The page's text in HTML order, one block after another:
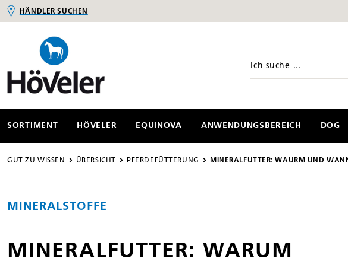
Zur Hauptnavigation springen
HÄNDLER SUCHEN
SORTIMENT HÖVELER EQUINOVA ANWENDUNGSBEREICH DOG
GUT ZU WISSEN ÜBERSICHT PFERDEFÜTTERUNG MINERALFUTTER: WAURM UND
MINERALSTOFFE
MINERALFUTTER: WARUM